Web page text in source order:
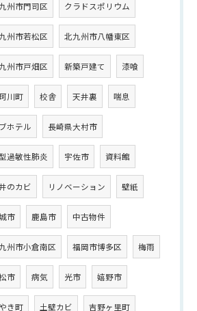
州市門司区 クラドスポリウム
州市若松区 北九州市八幡東区
州市戸畑区 新築戸建て 漆喰
川町 校舎 天井裏 喘息
ホテル 長崎県大村市
過敏性肺炎 宇佐市 資料館
のカビ リノベーション 壁紙
市 鹿島市 中古物件
州市小倉南区 福岡市博多区 梅雨
市 病気 光市 嬉野市
き町 土壁カビ 吉野ヶ里町